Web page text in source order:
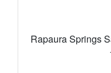
Rapaura Springs